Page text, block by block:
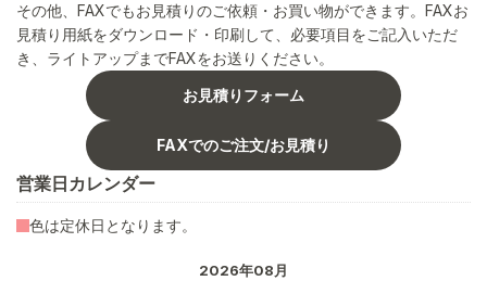
その他、FAXでもお見積りのご依頼・お買い物ができます。FAXお
見積り用紙をダウンロード・印刷して、必要項目をご記入いただ
き、ライトアップまでFAXをお送りください。
お見積りフォーム
FAXでのご注文/お見積り
営業日カレンダー
2026年08月
色は定休日となります。